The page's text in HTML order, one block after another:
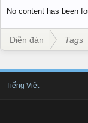
No content has been
Diễn đàn Tags
Tiếng Việt